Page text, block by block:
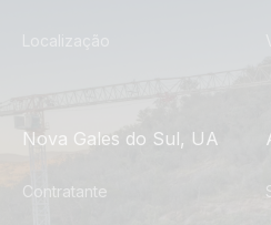
Nova Gales do Sul, UA
Contratante